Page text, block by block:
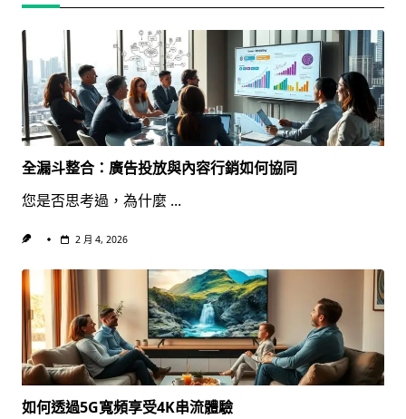
全漏斗整合：廣告投放與內容行銷如何協同
您是否思考過，為什麼 ...
2 月 4, 2026
如何透過5G寬頻享受4K串流體驗